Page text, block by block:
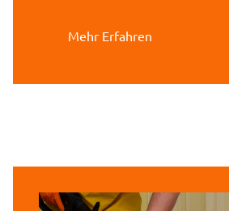
Mehr Erfahren